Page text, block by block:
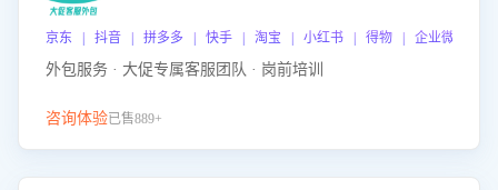
京东 | 抖音 | 拼多多 | 快手 | 淘宝 | 小红书 | 得物 | 企业微信
外包服务 · 大促专属客服团队 · 岗前培训
咨询体验已售889+